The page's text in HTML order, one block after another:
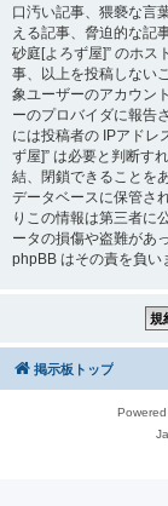
口汚い記事、猥褻な言
える記事、脅迫的な記
砂庭[よろず屋]” のホス
事、以上を投稿しない
象ユーザーのアカウン
ーのプロバイダに報告
には投稿者の IPアド
ず屋]” は必要と判断す
結、閉鎖できることを
データベースに保管さ
りこの情報は第三者に
ータの損傷や盗難があ
phpBB はその責を負い
掲示板トップ